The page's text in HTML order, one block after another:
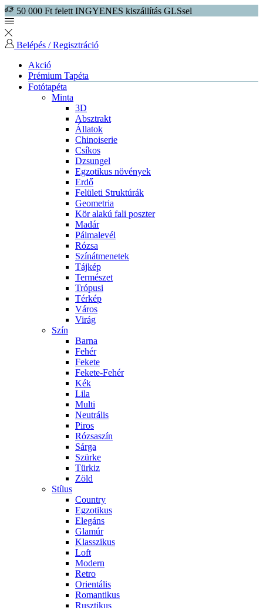
50 000 Ft felett INGYENES kiszállítás GLSsel
Belépés / Regisztráció
Akció
Prémium Tapéta
Fotótapéta
Minta
3D
Absztrakt
Állatok
Chinoiserie
Csíkos
Dzsungel
Egzotikus növények
Erdő
Felületi Struktúrák
Geometria
Kör alakú fali poszter
Madár
Pálmalevél
Rózsa
Színátmenetek
Tájkép
Természet
Trópusi
Térkép
Város
Virág
Szín
Barna
Fehér
Fekete
Fekete-Fehér
Kék
Lila
Multi
Neutrális
Piros
Rózsaszín
Sárga
Szürke
Türkiz
Zöld
Stílus
Country
Egzotikus
Elegáns
Glamúr
Klasszikus
Loft
Modern
Retro
Orientális
Romantikus
Rusztikus